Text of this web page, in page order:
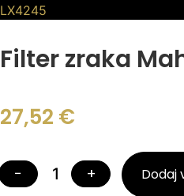
LX4245
Filter zraka
27,52 €
Filter
zraka
− + Dodaj